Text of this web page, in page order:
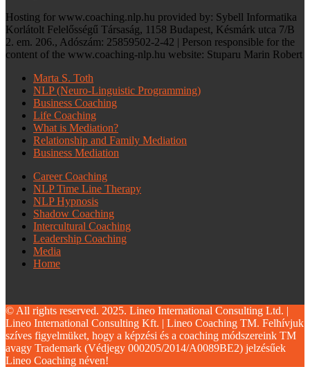
Hosting for www.coaching.nlp.hu provided by: Sybell Informatika
Korlátolt Felelősségű Társaság, 1158 Budapest, Késmárk utca 7/B
2. em. 206., Adószám: 25859502-2-42 | Person responsible for the
content of the www.coaching-nlp.hu website: Stuparu Marin Robert
Marta S. Toth
NLP (Neuro-Linguistic Programming)
Business Coaching
Life Coaching
What is Mediation?
Relationship and Family Mediation
Business Mediation
Career Coaching
NLP Time Line Therapy
NLP Hypnosis
Shadow Coaching
Intercultural Coaching
Leadership Coaching
Media
Home
© All rights reserved. 2025. Lineo International Consulting Ltd. |
Lineo International Consulting Kft. | Lineo Coaching TM. Felhívjuk
szíves figyelmüket, hogy a képzési és a coaching módszereink TM
avagy Trademark (Védjegy 000205/2014/A0089BE2) jelzésűek
Lineo Coaching néven!